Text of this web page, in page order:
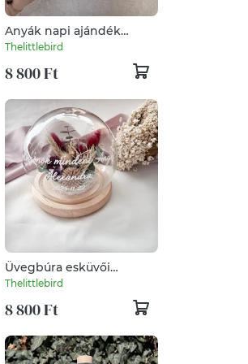
Anyák napi ajándék
üvegbúra édesanyáknak,
Thelittlebird
8 800 Ft
Üvegbúra esküvői
szülőköszöntő
nagymamáknak - bordó-
búza
Thelittlebird
8 800 Ft